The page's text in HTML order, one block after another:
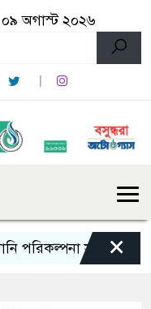
অগাস্ট ২০২৬
সংসদে তুলে ধরবে
×